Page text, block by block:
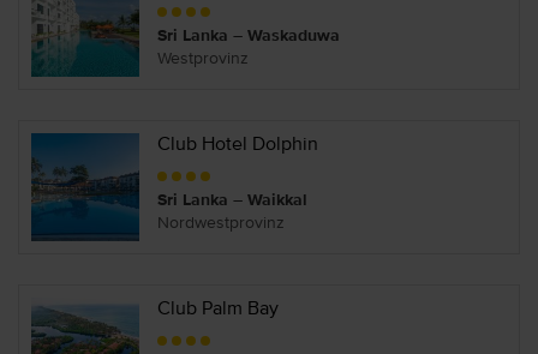
Sri Lanka – Waskaduwa
Westprovinz
Club Hotel Dolphin
Sri Lanka – Waikkal
Nordwestprovinz
Club Palm Bay